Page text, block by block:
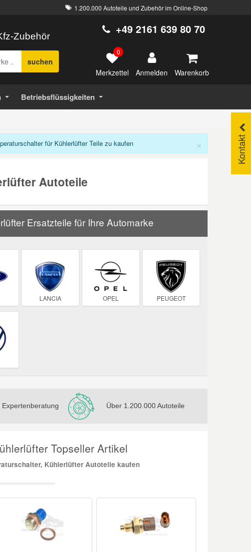
1.200.000 Autoteile und Zubehör im Online-Shop
Zubehör
suchen
+49 2161 639 80 70
0
Merkzettel Anmelden Warenkorb
Betriebsflüssigkeiten
Kontakt
×
für Kühlerlüfter Teile zu kaufen
Autoteile
Ersatzteile für Ihre Automarke
LANCIA OPEL PEUGEOT
Expertenberatung Über 1.200.000 Autoteile
Topseller Artikel
Kühlerlüfter Autoteile kaufen